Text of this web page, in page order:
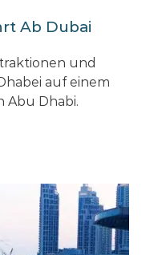
Ab Dubai
und
auf einem
Abu Dhabi.